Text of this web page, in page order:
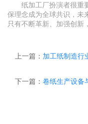
纸加工厂扮演者很重
保理念成为全球共识，未
只有不断革新、加强创新
上一篇： 加工纸制造行
下一篇： 卷纸生产设备